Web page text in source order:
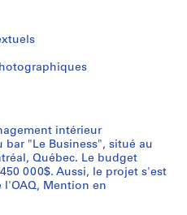
intérieur
"Le Business", situé au
Québec. Le budget
000$. Aussi, le projet s'est
l'OAQ, Mention en